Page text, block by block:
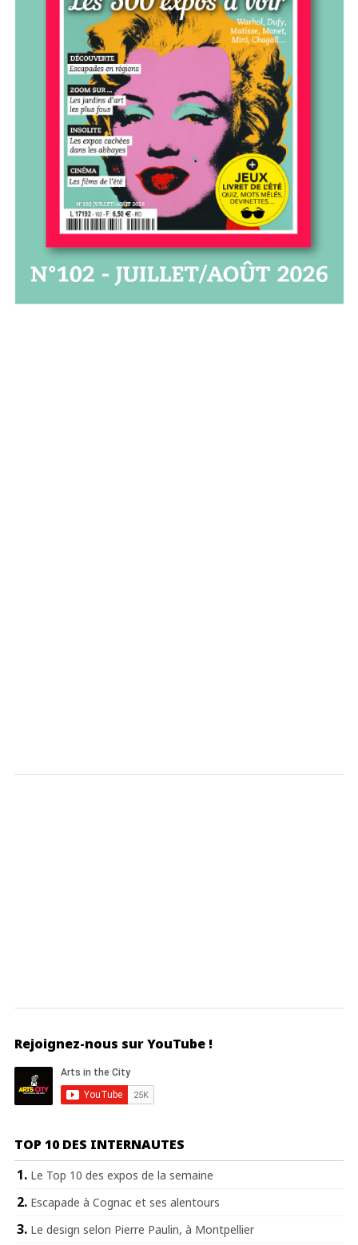
Rejoignez-nous sur YouTube !
TOP 10 DES INTERNAUTES
Le Top 10 des expos de la semaine
Escapade à Cognac et ses alentours
Le design selon Pierre Paulin, à Montpellier